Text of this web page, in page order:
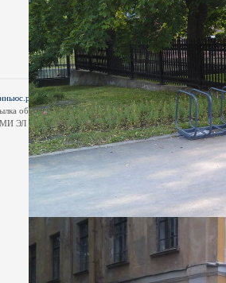
является частью эл.СМИkronnews.ru| 18+
обязательна.
СМИ ЭЛ № ФС 77-55121 от 26.08.2013.